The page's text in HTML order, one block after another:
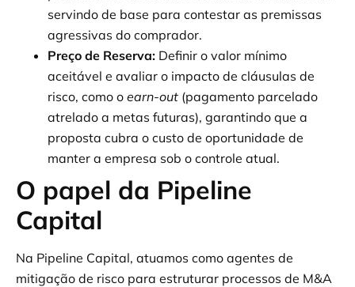
servindo de base para contestar as premissas
agressivas do comprador.
Preço de Reserva: Definir o valor mínimo
aceitável e avaliar o impacto de cláusulas de
risco, como o earn-out (pagamento parcelado
atrelado a metas futuras), garantindo que a
proposta cubra o custo de oportunidade de
manter a empresa sob o controle atual.
O papel da Pipeline
Capital
Na Pipeline Capital, atuamos como agentes de
mitigação de risco para estruturar processos de M&A